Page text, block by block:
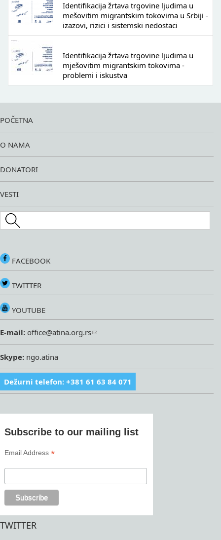
Identifikacija žrtava trgovine ljudima u
mešovitim migrantskim tokovima u Srbiji -
izazovi, rizici i sistemski nedostaci
Identifikacija žrtava trgovine ljudima u
mješovitim migrantskim tokovima -
problemi i iskustva
POČETNA
O NAMA
DONATORI
VESTI
Search this site
FACEBOOK
TWITTER
YOUTUBE
E-mail: office@atina.org.rs
Skype: ngo.atina
Dežurni telefon: +381 61 63 84 071
Subscribe to our mailing list
Email Address*
TWITTER